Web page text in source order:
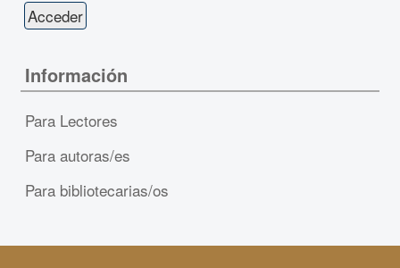
Información
Para Lectores
Para autoras/es
Para bibliotecarias/os